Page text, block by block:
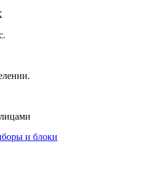
и блоки